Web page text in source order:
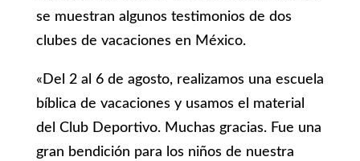
se muestran algunos testimonios de dos
clubes de vacaciones en México.
«Del 2 al 6 de agosto, realizamos una escuela
bíblica de vacaciones y usamos el material
del Club Deportivo. Muchas gracias. Fue una
gran bendición para los niños de nuestra